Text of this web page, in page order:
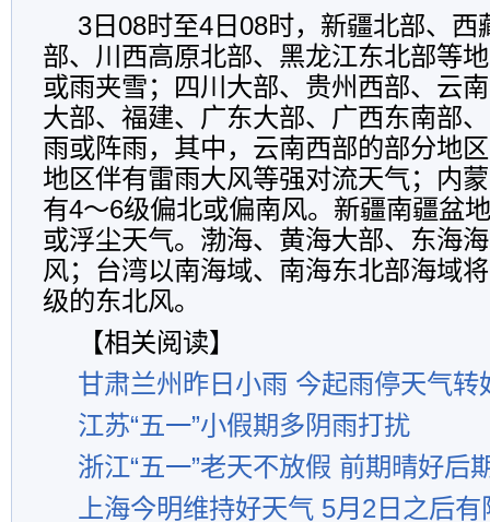
3日08时至4日08时，新疆北部、西
部、川西高原北部、黑龙江东北部等
或雨夹雪；四川大部、贵州西部、云
大部、福建、广东大部、广西东南部
雨或阵雨，其中，云南西部的部分地
地区伴有雷雨大风等强对流天气；内
有4～6级偏北或偏南风。新疆南疆盆
或浮尘天气。渤海、黄海大部、东海
风；台湾以南海域、南海东北部海域
级的东北风。
【相关阅读】
甘肃兰州昨日小雨 今起雨停天气转
江苏“五一”小假期多阴雨打扰
浙江“五一”老天不放假 前期晴好后
上海今明维持好天气 5月2日之后有